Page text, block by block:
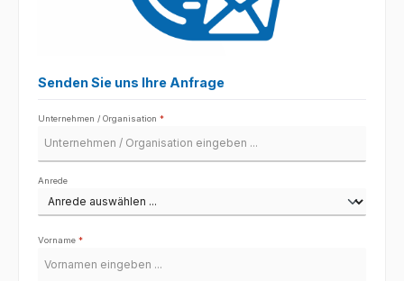
Senden Sie uns Ihre Anfrage
Unternehmen / Organisation *
Anrede
Vorname *